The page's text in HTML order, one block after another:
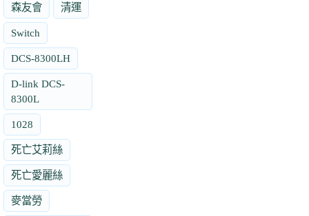
森友會 清運
Switch
DCS-8300LH
D-link DCS-
8300L
1028
死亡艾莉絲
死亡愛麗絲
麥當勞